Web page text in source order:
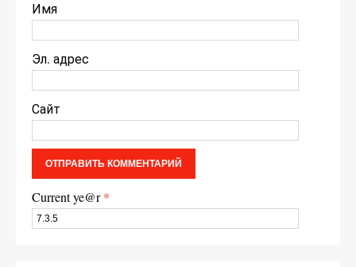
Имя
Эл. адрес
Сайт
Current ye@r*